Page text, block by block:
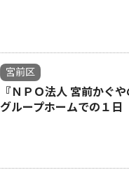
宮前区
『ＮＰＯ法人 宮前かぐ
グループホームでの１日